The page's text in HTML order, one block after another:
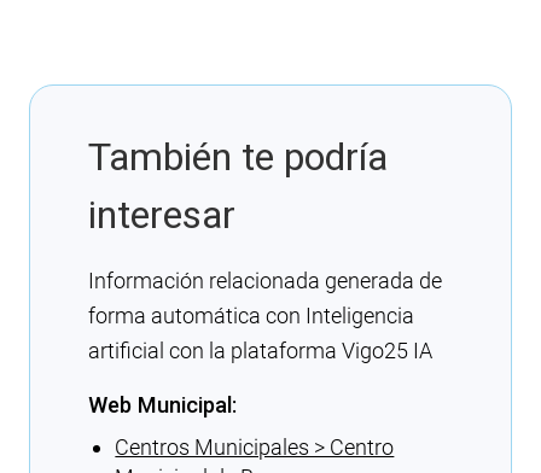
También te podría
interesar
Información relacionada generada de
forma automática con Inteligencia
artificial con la plataforma Vigo25 IA
Web Municipal:
Centros Municipales > Centro